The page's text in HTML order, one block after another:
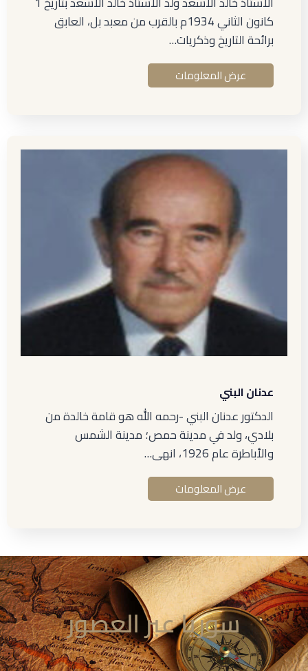
كانون الثاني 1934م بالقرب من معبد بل، العابق
برائحة التاريخ وذكريات…
عرض المعلومات
عدنان البني
الدكتور عدنان البني -رحمه الله هو قامة خالدة من
بلادي، ولد في مدينة حمص؛ مدينة الشمس
والأباطرة عام 1926، انهى…
عرض المعلومات
سوريا عبر العصور